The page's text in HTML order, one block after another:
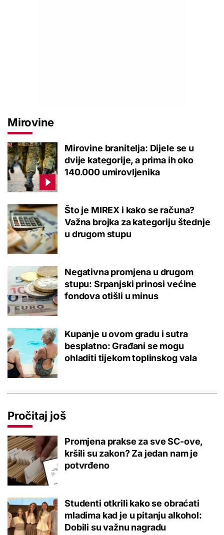
Mirovine
Mirovine branitelja: Dijele se u
dvije kategorije, a prima ih oko
140.000 umirovljenika
Što je MIREX i kako se računa?
Važna brojka za kategoriju štednje
u drugom stupu
Negativna promjena u drugom
stupu: Srpanjski prinosi većine
fondova otišli u minus
Kupanje u ovom gradu i sutra
besplatno: Građani se mogu
ohladiti tijekom toplinskog vala
Pročitaj još
Promjena prakse za sve SC-ove,
kršili su zakon? Za jedan nam je
potvrđeno
Studenti otkrili kako se obraćati
mladima kad je u pitanju alkohol:
Dobili su važnu nagradu